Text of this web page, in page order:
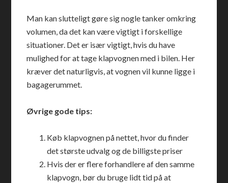
Man kan slutteligt gøre sig nogle tanker omkring
volumen, da det kan være vigtigt i forskellige
situationer. Det er især vigtigt, hvis du have
mulighed for at tage klapvognen med i bilen. Her
kræver det naturligvis, at vognen vil kunne ligge i
bagagerummet.
Øvrige gode tips:
Køb klapvognen på nettet, hvor du finder
det største udvalg og de billigste priser
Hvis der er flere forhandlere af den samme
klapvogn, bør du bruge lidt tid på at